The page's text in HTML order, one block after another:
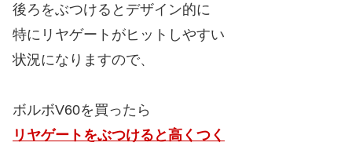
後ろをぶつけるとデザイン的に
特にリヤゲートがヒットしやすい
状況になりますので、
ボルボV60を買ったら
リヤゲートをぶつけると高くつく